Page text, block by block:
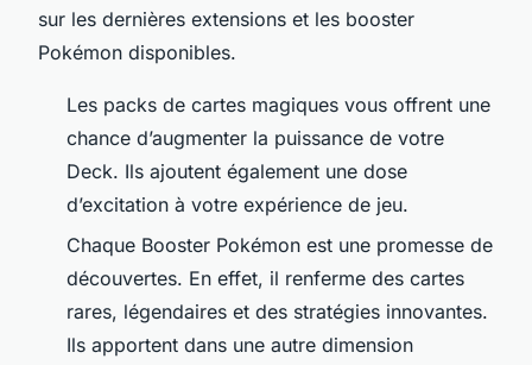
sur les dernières extensions et les booster
Pokémon disponibles.
Les packs de cartes magiques vous offrent une
chance d’augmenter la puissance de votre
Deck. Ils ajoutent également une dose
d’excitation à votre expérience de jeu.
Chaque Booster Pokémon est une promesse de
découvertes. En effet, il renferme des cartes
rares, légendaires et des stratégies innovantes.
Ils apportent dans une autre dimension